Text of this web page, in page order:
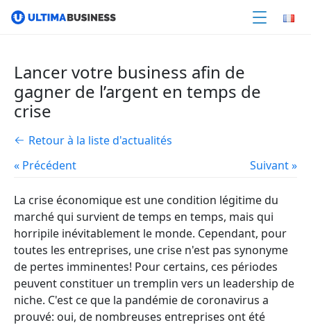
Lancer votre business afin de
gagner de l’argent en temps de
crise
Retour à la liste d'actualités
« Précédent
Suivant »
La crise économique est une condition légitime du
marché qui survient de temps en temps, mais qui
horripile inévitablement le monde. Cependant, pour
toutes les entreprises, une crise n'est pas synonyme
de pertes imminentes! Pour certains, ces périodes
peuvent constituer un tremplin vers un leadership de
niche. C'est ce que la pandémie de coronavirus a
prouvé: oui, de nombreuses entreprises ont été